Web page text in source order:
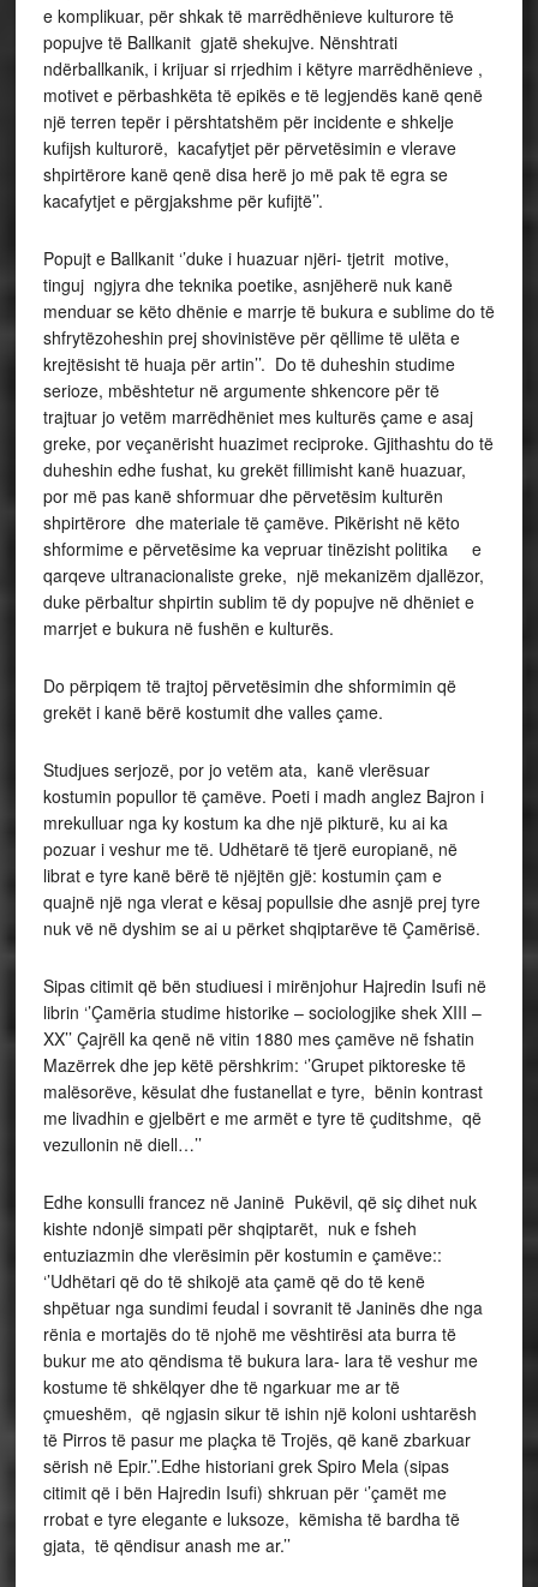
e komplikuar, për shkak të marrëdhënieve kulturore të
popujve të Ballkanit gjatë shekujve. Nënshtrati
ndërballkanik, i krijuar si rrjedhim i këtyre marrëdhënieve ,
motivet e përbashkëta të epikës e të legjendës kanë qenë
një terren tepër i përshtatshëm për incidente e shkelje
kufijsh kulturorë, kacafytjet për përvetësimin e vlerave
shpirtërore kanë qenë disa herë jo më pak të egra se
kacafytjet e përgjakshme për kufijtë’’.
Popujt e Ballkanit ‘’duke i huazuar njëri- tjetrit motive,
tinguj ngjyra dhe teknika poetike, asnjëherë nuk kanë
menduar se këto dhënie e marrje të bukura e sublime do të
shfrytëzoheshin prej shovinistëve për qëllime të ulëta e
krejtësisht të huaja për artin’’. Do të duheshin studime
serioze, mbështetur në argumente shkencore për të
trajtuar jo vetëm marrëdhëniet mes kulturës çame e asaj
greke, por veçanërisht huazimet reciproke. Gjithashtu do të
duheshin edhe fushat, ku grekët fillimisht kanë huazuar,
por më pas kanë shformuar dhe përvetësim kulturën
shpirtërore dhe materiale të çamëve. Pikërisht në këto
shformime e përvetësime ka vepruar tinëzisht politika e
qarqeve ultranacionaliste greke, një mekanizëm djallëzor,
duke përbaltur shpirtin sublim të dy popujve në dhëniet e
marrjet e bukura në fushën e kulturës.
Do përpiqem të trajtoj përvetësimin dhe shformimin që
grekët i kanë bërë kostumit dhe valles çame.
Studjues serjozë, por jo vetëm ata, kanë vlerësuar
kostumin popullor të çamëve. Poeti i madh anglez Bajron i
mrekulluar nga ky kostum ka dhe një pikturë, ku ai ka
pozuar i veshur me të. Udhëtarë të tjerë europianë, në
librat e tyre kanë bërë të njëjtën gjë: kostumin çam e
quajnë një nga vlerat e kësaj popullsie dhe asnjë prej tyre
nuk vë në dyshim se ai u përket shqiptarëve të Çamërisë.
Sipas citimit që bën studiuesi i mirënjohur Hajredin Isufi në
librin ‘’Çamëria studime historike – sociologjike shek XIII –
XX’’ Çajrëll ka qenë në vitin 1880 mes çamëve në fshatin
Mazërrek dhe jep këtë përshkrim: ‘’Grupet piktoreske të
malësorëve, kësulat dhe fustanellat e tyre, bënin kontrast
me livadhin e gjelbërt e me armët e tyre të çuditshme, që
vezullonin në diell…’’
Edhe konsulli francez në Janinë Pukëvil, që siç dihet nuk
kishte ndonjë simpati për shqiptarët, nuk e fsheh
entuziazmin dhe vlerësimin për kostumin e çamëve::
‘’Udhëtari që do të shikojë ata çamë që do të kenë
shpëtuar nga sundimi feudal i sovranit të Janinës dhe nga
rënia e mortajës do të njohë me vështirësi ata burra të
bukur me ato qëndisma të bukura lara- lara të veshur me
kostume të shkëlqyer dhe të ngarkuar me ar të
çmueshëm, që ngjasin sikur të ishin një koloni ushtarësh
të Pirros të pasur me plaçka të Trojës, që kanë zbarkuar
sërish në Epir.’’.Edhe historiani grek Spiro Mela (sipas
citimit që i bën Hajredin Isufi) shkruan për ‘’çamët me
rrobat e tyre elegante e luksoze, këmisha të bardha të
gjata, të qëndisur anash me ar.’’